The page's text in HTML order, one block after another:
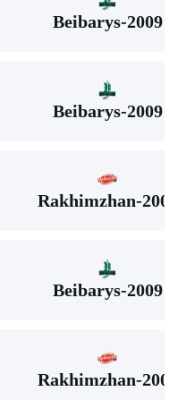
Beibarys-2009
Beibarys-2009
Rakhimzhan-2009
Beibarys-2009
Rakhimzhan-2009